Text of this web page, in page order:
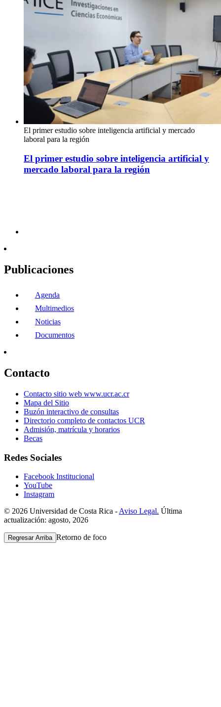
El primer estudio sobre inteligencia artificial y mercado
laboral para la región
El primer estudio sobre inteligencia artificial y
mercado laboral para la región
Publicaciones
Agenda
Multimedios
Noticias
Documentos
Contacto
Contacto sitio web www.ucr.ac.cr
Mapa del Sitio
Buzón interactivo de consultas
Directorio completo de contactos UCR
Admisión, matrícula y horarios
Becas
Redes Sociales
Facebook Institucional
YouTube
Instagram
© 2026 Universidad de Costa Rica - Aviso Legal. Última
actualización: agosto, 2026
Regresar Arriba Retorno de foco